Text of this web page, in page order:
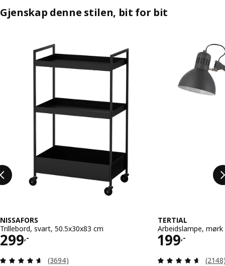
Gjenskap denne stilen, bit for bit
Hopp over oppføringen
NISSAFORS
Trillebord, svart, 50.5x30x83 cm
299,-
Pris 299,-
Gjennomgang: 4.6 av 5 stjerner. Samlede
(3694)
TERTIAL
Arbeidslampe, mørk
199,-
Pris 199,-